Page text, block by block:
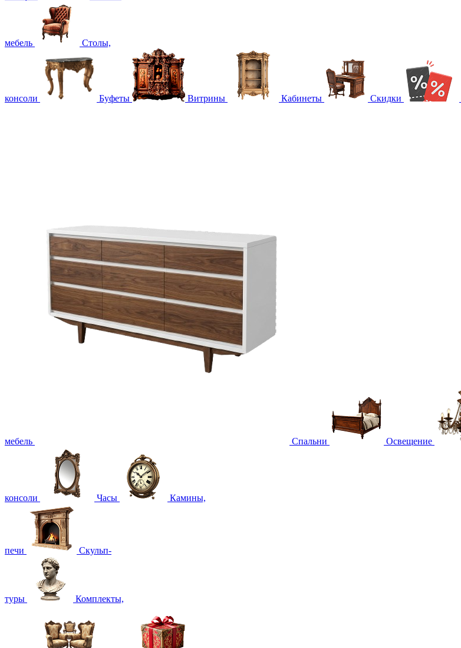
мебель Столы,
консоли Буфеты Витрины Кабинеты Скидки
мебель Спальни Освещение
консоли Часы Камины,
печи Скульп-
туры Комплекты,